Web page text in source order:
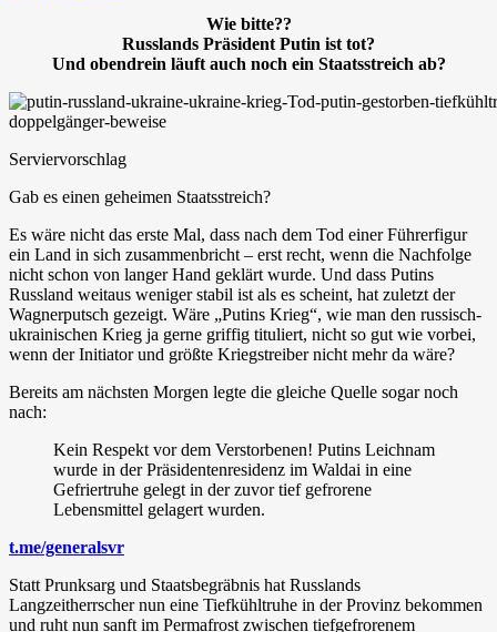
Wie bitte??
Russlands Präsident Putin ist tot?
Und obendrein läuft auch noch ein Staatsstreich ab?
Serviervorschlag
Gab es einen geheimen Staatsstreich?
Es wäre nicht das erste Mal, dass nach dem Tod einer Führerfigur
ein Land in sich zusammenbricht – erst recht, wenn die Nachfolge
nicht schon von langer Hand geklärt wurde. Und dass Putins
Russland weitaus weniger stabil ist als es scheint, hat zuletzt der
Wagnerputsch gezeigt. Wäre „Putins Krieg“, wie man den russisch-
ukrainischen Krieg ja gerne griffig tituliert, nicht so gut wie vorbei,
wenn der Initiator und größte Kriegstreiber nicht mehr da wäre?
Bereits am nächsten Morgen legte die gleiche Quelle sogar noch
nach:
Kein Respekt vor dem Verstorbenen! Putins Leichnam
wurde in der Präsidentenresidenz im Waldai in eine
Gefriertruhe gelegt in der zuvor tief gefrorene
Lebensmittel gelagert wurden.
t.me/generalsvr
Statt Prunksarg und Staatsbegräbnis hat Russlands
Langzeitherrscher nun eine Tiefkühltruhe in der Provinz bekommen
und ruht nun sanft im Permafrost zwischen tiefgefrorenem